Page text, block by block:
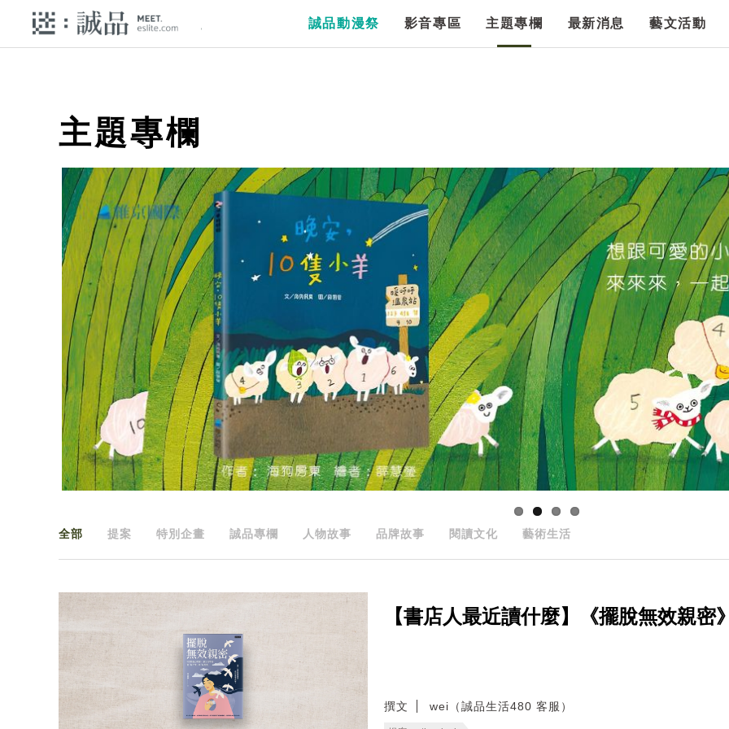
誠品動漫祭 影音專區 主題專欄 最新消息 藝文活動
主題專欄
全部 提案 特別企畫 誠品專欄 人物故事 品牌故事 閱讀文化 藝術生活
【書店人最近讀什麼】《擺脫無效親密
撰文 wei（誠品生活480 客服）